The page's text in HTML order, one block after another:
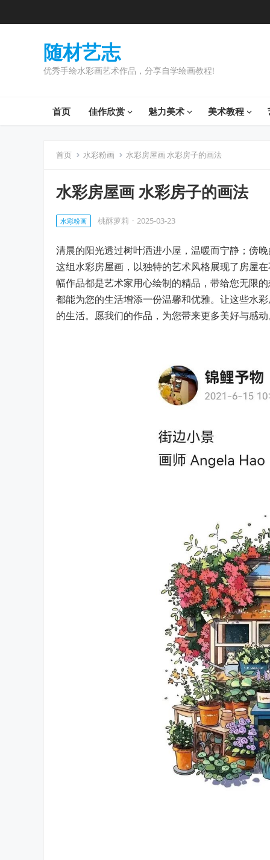
随材艺志
优秀手绘水彩画艺术作品，分享自学绘画教程!
首页 佳作欣赏 魅力美术 美术教程
首页 水彩粉画 水彩房屋画 水彩房子的画法
水彩房屋画 水彩房子的画法
水彩粉画 桃酥萝莉 · 2025-03-23
清晨的阳光透过树叶洒进小屋，温暖而宁静；傍
这组水彩房屋画，以独特的艺术风格展现了房屋
幅作品都是艺术家用心绘制的精品，带给您无限
都能为您的生活增添一份温馨和优雅。让这些水
的生活。愿我们的作品，为您带来更多美好与感